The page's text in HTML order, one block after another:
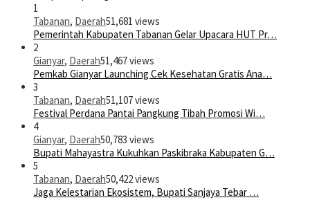
1
Tabanan, Daerah51,681 views
Pemerintah Kabupaten Tabanan Gelar Upacara HUT Pr…
2
Gianyar, Daerah51,467 views
Pemkab Gianyar Launching Cek Kesehatan Gratis Ana…
3
Tabanan, Daerah51,107 views
Festival Perdana Pantai Pangkung Tibah Promosi Wi…
4
Gianyar, Daerah50,783 views
Bupati Mahayastra Kukuhkan Paskibraka Kabupaten G…
5
Tabanan, Daerah50,422 views
Jaga Kelestarian Ekosistem, Bupati Sanjaya Tebar …